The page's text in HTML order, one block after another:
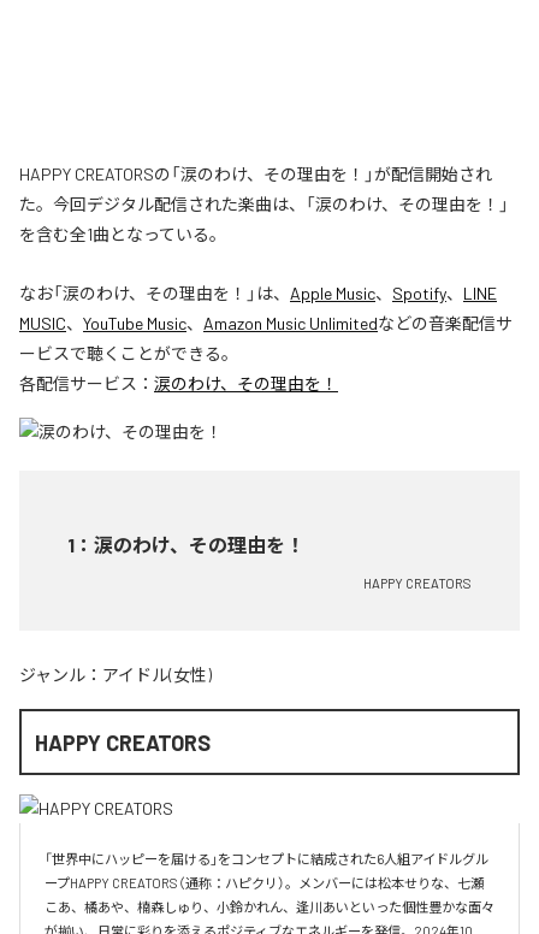
HAPPY CREATORSの「涙のわけ、その理由を！」が配信開始され
た。今回デジタル配信された楽曲は、「涙のわけ、その理由を！」
を含む全1曲となっている。
なお「涙のわけ、その理由を！ 」は、 Apple Music、 Spotify、 LINE
MUSIC、 YouTube Music、 Amazon Music Unlimitedなどの音楽配信サ
ービスで聴くことができる。
各配信サービス： 涙のわけ、その理由を！
1 ： 涙のわけ、その理由を！
HAPPY CREATORS
ジャンル： アイドル(女性)
HAPPY CREATORS
「世界中にハッピーを届ける」をコンセプトに結成された6人組アイドルグル
ープHAPPY CREATORS（通称：ハピクリ）。メンバーには松本せりな、七瀬
こあ、橘あや、楠森しゅり、小鈴かれん、逢川あいといった個性豊かな面々
が揃い、日常に彩りを添えるポジティブなエネルギーを発信。2024年10